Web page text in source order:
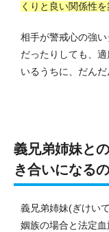
くりと良い関係性
相手が警戒心の強
だったりしても、
いるうちに、だんだ
義兄弟姉妹と
き合いになる
義兄弟姉妹(ぎけい
姻族の場合と法定血